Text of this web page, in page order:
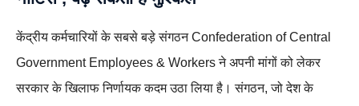
केंद्रीय कर्मचारियों के सबसे बड़े संगठन Confederation of Central
Government Employees & Workers ने अपनी मांगों को लेकर
सरकार के खिलाफ निर्णायक कदम उठा लिया है। संगठन, जो देश के